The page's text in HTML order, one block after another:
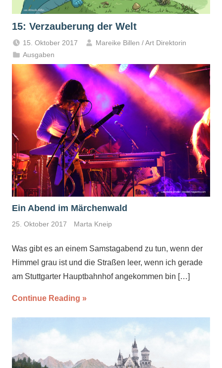
15: Verzauberung der Welt
15. Oktober 2017
Mareike Billen / Art Direktorin
Ausgaben
Ein Abend im Märchenwald
25. Oktober 2017 Marta Kneip
Was gibt es an einem Samstagabend zu tun, wenn der
Himmel grau ist und die Straßen leer, wenn ich gerade
am Stuttgarter Hauptbahnhof angekommen bin […]
Continue Reading